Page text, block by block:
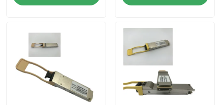
Nachrichten
400G/800G optisches Modul
Modul 100G QSFP28